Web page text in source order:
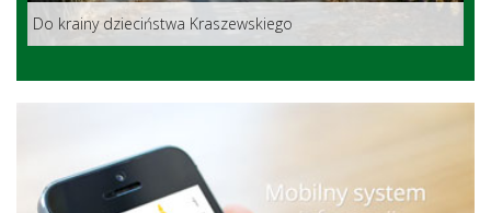
Do krainy dzieciństwa Kraszewskiego